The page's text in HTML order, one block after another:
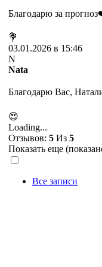
Благодарю за
💐
03.01.2026 в 15:46
N
Nata
Благодарю Вас,
😍
Loading...
Отзывов: 5 Из 5
Показать еще
Все записи